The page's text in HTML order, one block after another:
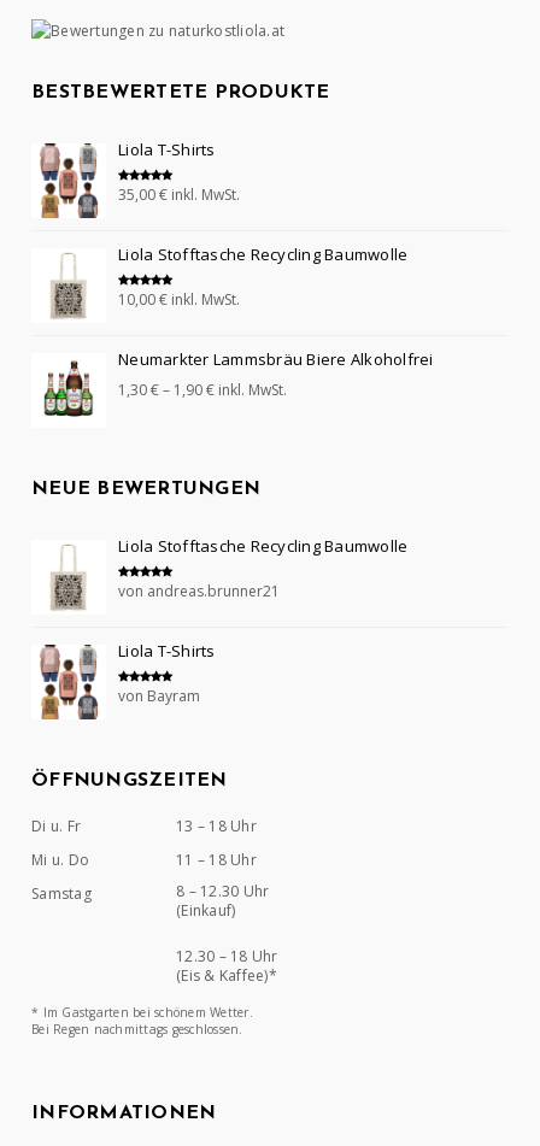
BESTBEWERTETE PRODUKTE
Liola T-Shirts
Bewertet mit
5.00
35,00€ inkl. MwSt.
Liola Stofftasche Recycling Baumwolle
Bewertet mit
5.00
10,00€ inkl. MwSt.
Neumarkter Lammsbräu Biere Alkoholfrei
1,30€– 1,90€ inkl. MwSt.
NEUE BEWERTUNGEN
Liola Stofftasche Recycling Baumwolle
Bewertet mit
von andreas.brunner21
Liola T-Shirts
Bewertet mit
von Bayram
ÖFFNUNGSZEITEN
Di u. Fr
13 – 18 Uhr
Mi u. Do
11 – 18 Uhr
Samstag
8 – 12.30 Uhr
(Einkauf)
12.30 – 18 Uhr
(Eis & Kaffee)*
* Im Gastgarten bei schönem Wetter.
Bei Regen nachmittags geschlossen.
INFORMATIONEN